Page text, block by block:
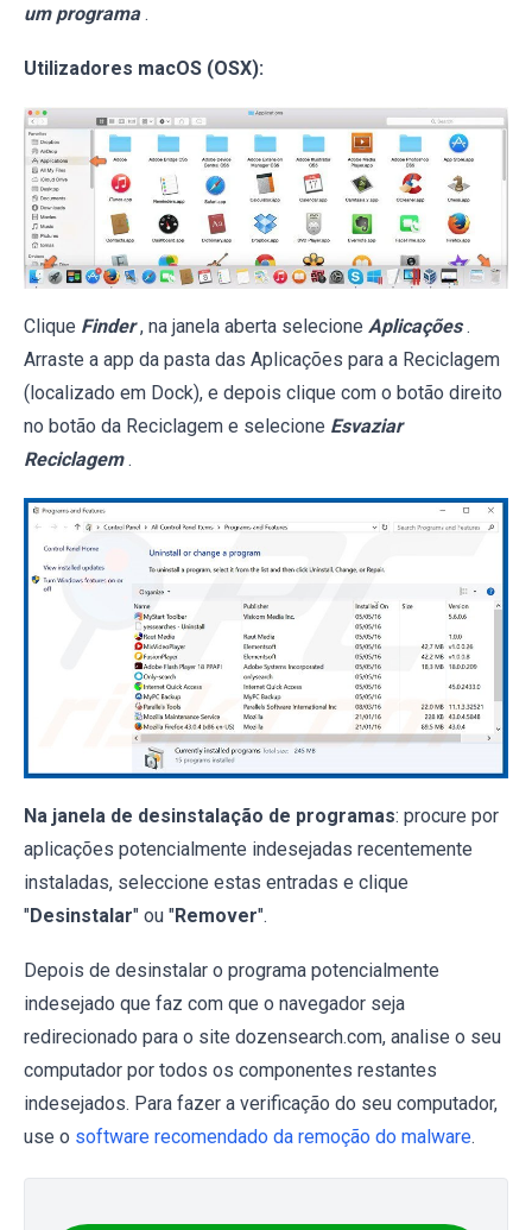
um programa .
Utilizadores macOS (OSX):
Clique Finder , na janela aberta selecione Aplicações .
Arraste a app da pasta das Aplicações para a Reciclagem
(localizado em Dock), e depois clique com o botão direito
no botão da Reciclagem e selecione Esvaziar
Reciclagem .
Na janela de desinstalação de programas: procure por
aplicações potencialmente indesejadas recentemente
instaladas, seleccione estas entradas e clique
"Desinstalar" ou "Remover".
Depois de desinstalar o programa potencialmente
indesejado que faz com que o navegador seja
redirecionado para o site dozensearch.com, analise o seu
computador por todos os componentes restantes
indesejados. Para fazer a verificação do seu computador,
use o software recomendado da remoção do malware.